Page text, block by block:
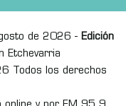
de 2026 - Edición
Etchevarria
Todos los derechos